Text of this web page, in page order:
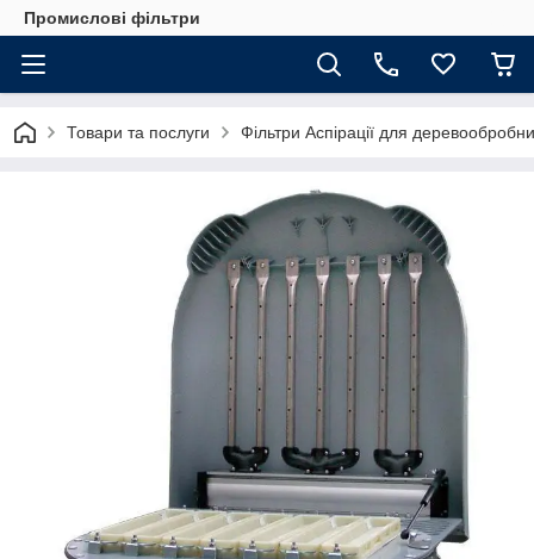
Промислові фільтри
Товари та послуги Фільтри Аспірації для